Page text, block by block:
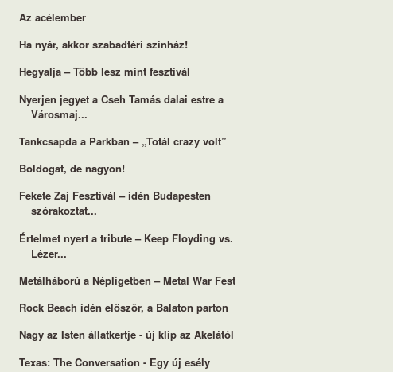
Az acélember
Ha nyár, akkor szabadtéri színház!
Hegyalja – Több lesz mint fesztivál
Nyerjen jegyet a Cseh Tamás dalai estre a
Városmaj...
Tankcsapda a Parkban – „Totál crazy volt”
Boldogat, de nagyon!
Fekete Zaj Fesztivál – idén Budapesten
szórakoztat...
Értelmet nyert a tribute – Keep Floyding vs.
Lézer...
Metálháború a Népligetben – Metal War Fest
Rock Beach idén először, a Balaton parton
Nagy az Isten állatkertje - új klip az Akelától
Texas: The Conversation - Egy új esély